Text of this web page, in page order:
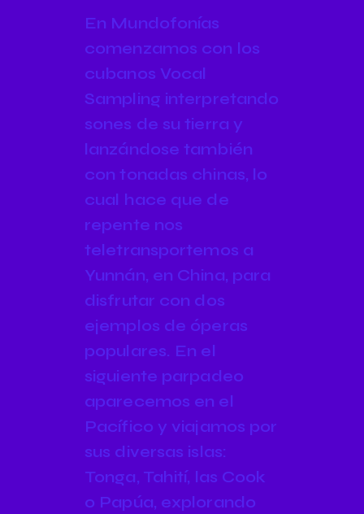
En Mundofonías
comenzamos con los
cubanos Vocal
Sampling interpretando
sones de su tierra y
lanzándose también
con tonadas chinas, lo
cual hace que de
repente nos
teletransportemos a
Yunnán, en China, para
disfrutar con dos
ejemplos de óperas
populares. En el
siguiente parpadeo
aparecemos en el
Pacífico y viajamos por
sus diversas islas:
Tonga, Tahití, las Cook
o Papúa, explorando